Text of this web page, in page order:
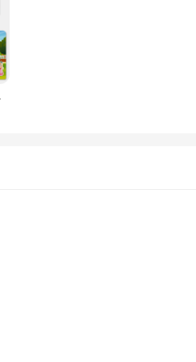
These office-themed stickers
and styles, you can choose stickers
are versatile enough to fit any office
documents, or simply add a
of sizes and designs, you can
to keep your space fresh and
are sure to be a hit with
dla dzieci
vibrant illustrations and patterns on